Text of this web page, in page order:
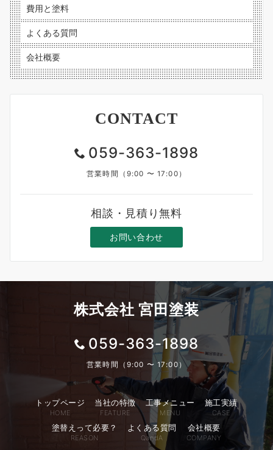
費用と塗料
よくある質問
会社概要
CONTACT
059-363-1898
営業時間（9:00 〜 17:00）
相談・見積り無料
お問い合わせ
株式会社 宮田塗装
059-363-1898
営業時間（9:00 〜 17:00）
トップページ
HOME
当社の特徴
FEATURE
工事メニュー
MENU
施工実績
CASE
塗替えって必要？
REASON
よくある質問
QandA
会社概要
COMPANY